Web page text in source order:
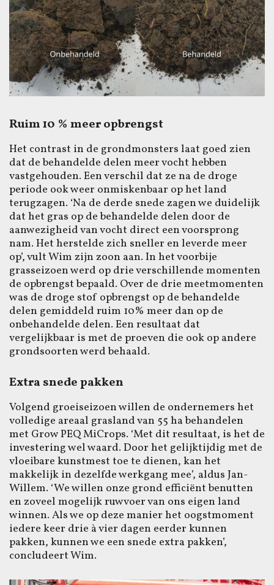
Ruim 10 % meer opbrengst
Het contrast in de grondmonsters laat goed zien
dat de behandelde delen meer vocht hebben
vastgehouden. Een verschil dat ze na de droge
periode ook weer onmiskenbaar op het land
terugzagen. ‘Na de derde snede zagen we duidelijk
dat het gras op de behandelde delen door de
aanwezigheid van vocht direct een voorsprong
nam. Het herstelde zich sneller en leverde meer
op’, vult Wim zijn zoon aan. In het voorbije
grasseizoen werd op drie verschillende momenten
de opbrengst bepaald. Over de drie meetmomenten
was de droge stof opbrengst op de behandelde
delen gemiddeld ruim 10% meer dan op de
onbehandelde delen. Een resultaat dat
vergelijkbaar is met de proeven die ook op andere
grondsoorten werd behaald.
Extra snede pakken
Volgend groeiseizoen willen de ondernemers het
volledige areaal grasland van 55 ha behandelen
met Grow PEQ MiCrops. ‘Met dit resultaat, is het de
investering wel waard. Door het gelijktijdig met de
vloeibare kunstmest toe te dienen, kan het
makkelijk in dezelfde werkgang mee’, aldus Jan-
Willem. ‘We willen onze grond efficiënt benutten
en zoveel mogelijk ruwvoer van ons eigen land
winnen. Als we op deze manier het oogstmoment
iedere keer drie à vier dagen eerder kunnen
pakken, kunnen we een snede extra pakken’,
concludeert Wim.